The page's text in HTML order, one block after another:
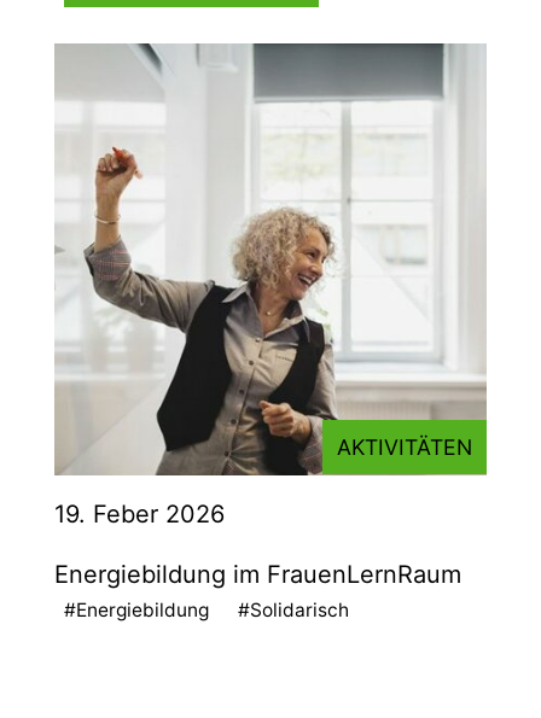
AKTIVITÄTEN
19. Feber 2026
Energiebildung im FrauenLernRaum
#Energiebildung #Solidarisch